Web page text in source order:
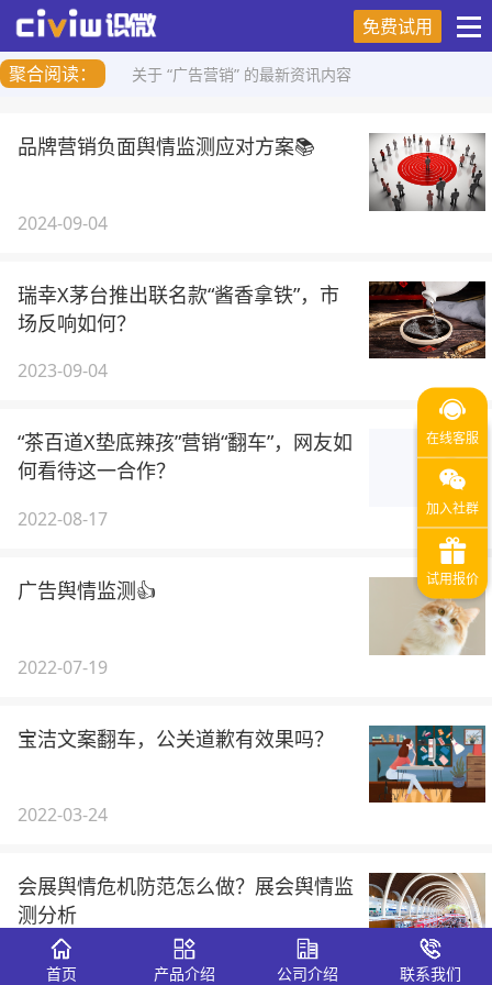
免费试用
聚合阅读：
关于 “广告营销” 的最新资讯内容
品牌营销负面舆情监测应对方案📚
2024-09-04
瑞幸X茅台推出联名款“酱香拿铁”，市
场反响如何？
2023-09-04
“茶百道X垫底辣孩”营销“翻车”，网友如
何看待这一合作？
2022-08-17
广告舆情监测👍
2022-07-19
宝洁文案翻车，公关道歉有效果吗？
2022-03-24
会展舆情危机防范怎么做？展会舆情监
测分析
2021-08-12
首页 产品介绍 公司介绍 联系我们